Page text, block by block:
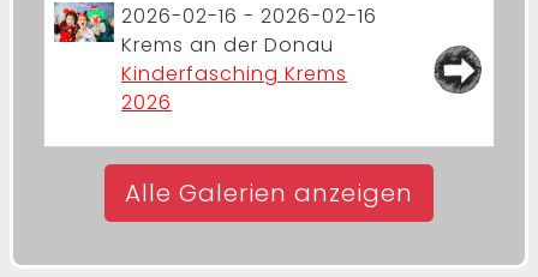
2026-02-16 - 2026-02-16
Krems an der Donau
Kinderfasching Krems
2026
Alle Galerien anzeigen